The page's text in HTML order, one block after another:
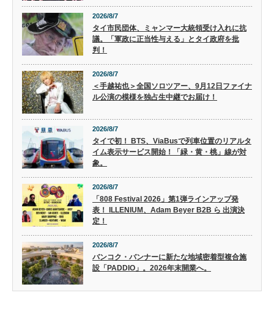
2026/8/7
タイ市民団体、ミャンマー大統領受け入れに抗
議。「軍政に正当性与える」とタイ政府を批
判！
2026/8/7
＜手越祐也＞全国ソロツアー、9月12日ファイナ
ル公演の模様を独占生中継でお届け！
2026/8/7
タイで初！ BTS、ViaBusで列車位置のリアルタ
イム表示サービス開始！「緑・黄・桃」線が対
象。
2026/8/7
「808 Festival 2026」第1弾ラインアップ発
表！ ILLENIUM、Adam Beyer B2B ら 出演決
定！
2026/8/7
バンコク・バンナーに新たな地域密着型複合施
設「PADDIO」。2026年末開業へ。